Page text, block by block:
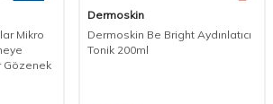
Mikro
Gözenek
Dermoskin
Dermoskin Be Bright Aydınlatıcı
Tonik 200ml